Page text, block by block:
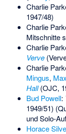
Charlie
1947/48)
Charlie
Mitschnitte
Charlie
Verve
Charlie
Mingus,
Hall(OJC,
Bud Powell:
1949/51)
und Solo-
Horace